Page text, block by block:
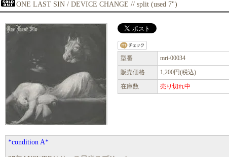
ONE LAST SIN / DEVICE CHANGE // split (used 7")
型番
mri-00034
販売価格
1,200円(税込)
在庫数
売り切れ中
*condition A*